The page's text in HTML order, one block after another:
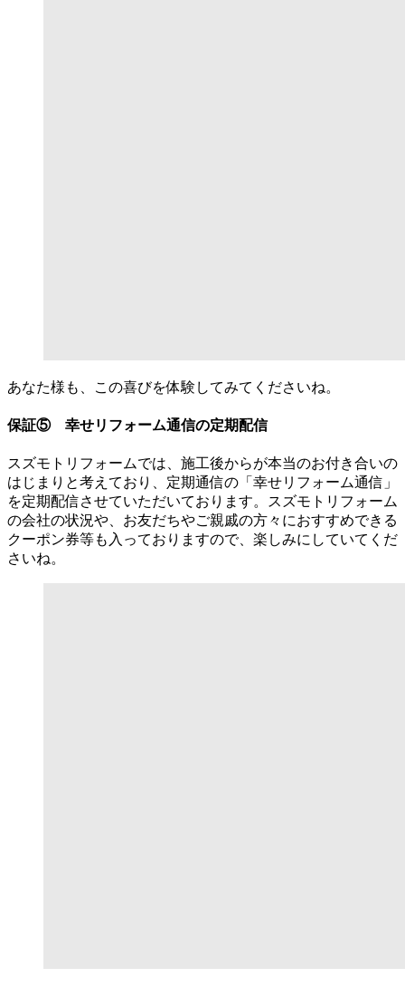
あなた様も、この喜びを体験してみてくださいね。
保証⑤ 幸せリフォーム通信の定期配信
スズモトリフォームでは、施工後からが本当のお付き合いの
はじまりと考えており、定期通信の「幸せリフォーム通信」
を定期配信させていただいております。スズモトリフォーム
の会社の状況や、お友だちやご親戚の方々におすすめできる
クーポン券等も入っておりますので、楽しみにしていてくだ
さいね。